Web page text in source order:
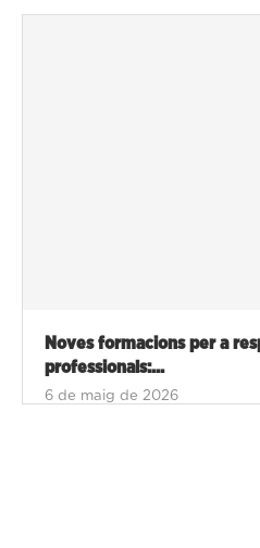
Noves formacions per a
professionals:...
6 de maig de 2026